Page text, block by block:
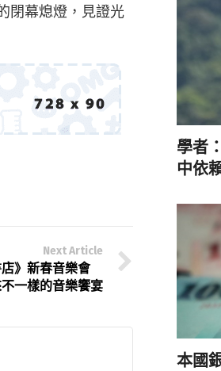
閉幕熄燈，見證光
Next Article
店》新春音樂會
一樣的音樂饗宴
學者
中依
本國